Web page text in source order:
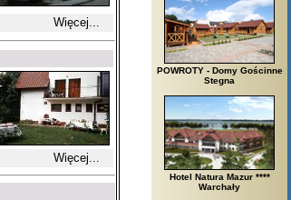
Więcej...
Więcej...
POWROTY - Domy Gościnne
Stegna
Hotel Natura Mazur ****
Warchały